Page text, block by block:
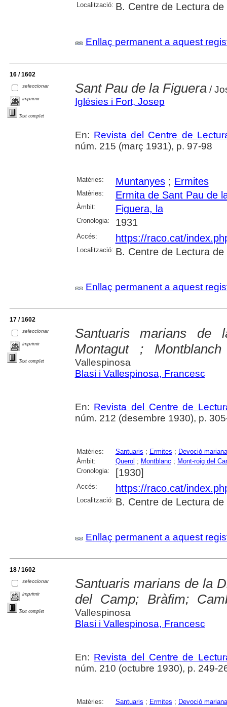
Localització: B. Centre de Lectura de
Enllaç permanent a aquest
16 / 1602
seleccionar
imprimir
Text complet
Sant Pau de la Figuera/
Iglésies i Fort, Josep
En: Revista del Centre de
núm. 215 (març 1931), p. 97-98
Matèries: Muntanyes; Ermites
Matèries: Ermita de Sant Pau de
Àmbit: Figuera, la
Cronologia: 1931
Accés: https://raco.cat/
Localització: B. Centre de Lectura de
Enllaç permanent a aquest
17 / 1602
seleccionar
imprimir
Text complet
Santuaris marians de
Montagut ;
Vallespinosa
Blasi i Vallespinosa, Francesc
En: Revista del Centre de
núm. 212 (desembre 1930), p.
Matèries: Santuaris ; Ermites ; Devoció mariana
Àmbit:
Querol ; Montblanc ; Mont-roig del
Cronologia:
[1930]
Accés: https://raco.cat/
Localització: B. Centre de Lectura de
Enllaç permanent a aquest
18 / 1602
seleccionar
imprimir
Text complet
Santuaris marians de la
del Camp; Bràfim;
Vallespinosa
Blasi i Vallespinosa, Francesc
En: Revista del Centre de
núm. 210 (octubre 1930), p. 249-
Matèries: Santuaris ; Ermites ; Devoció mariana